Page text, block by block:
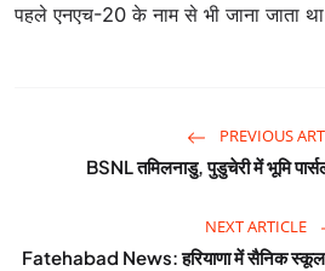
पहले एनएच-20 के नाम से भी जाना जाता
PREVIOUS
BSNL तमिलनाडु, पुडुचेरी में भूमि
NEXT ARTICLE
Fatehabad News: हरियाणा में सैनिक स्कूल